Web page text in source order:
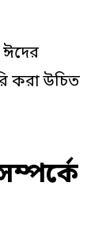
করা উচিত